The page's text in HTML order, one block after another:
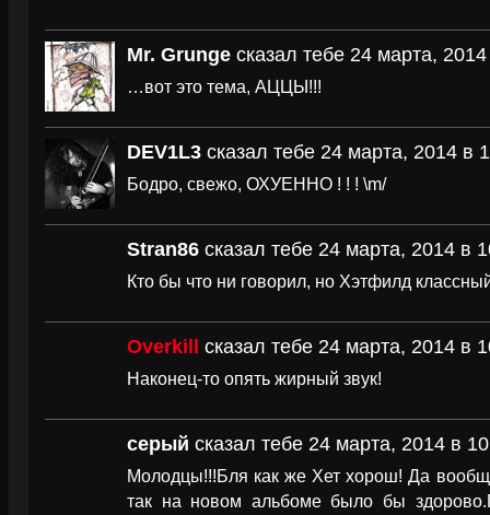
Mr. Grunge сказал тебе 24 марта,
…вот это тема, АЦЦЫ!!!
DEV1L3 сказал тебе 24 марта, 2014 в
Бодро, свежо, ОХУЕННО ! ! ! \m/
Stran86 сказал тебе 24 марта, 2014 в
Кто бы что ни говорил, но Хэтфилд
Overkill сказал тебе 24 марта, 2014 в
Наконец-то опять жирный звук!
серый сказал тебе 24 марта, 2014 в
Молодцы!!!Бля как же Хет хорош! Да
так на новом альбоме было бы